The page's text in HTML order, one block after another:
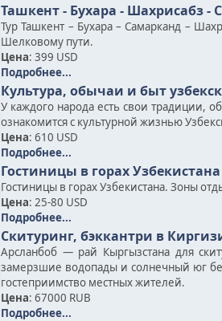
Ташкент - Бухара - Шахрисабз -
Тур Ташкент – Бухара – Самарканд –
Шелковому пути.
Цена: 399 USD
Подробнее...
Культура, обычаи и быт
У каждого народа есть свои традиции,
ознакомится с культурной жизнью
Цена: 610 USD
Подробнее...
Гостиницы в горах Узбекистана
Гостиницы в горах Узбекистана. Зоны
Цена: 25-80 USD
Подробнее...
Скитуринг, бэккантри в
Арсланбоб — рай Кыргызстана для
замерзшие водопады и солнечный юг
гостеприимство местных жителей.
Цена: 67000 RUB
Подробнее...